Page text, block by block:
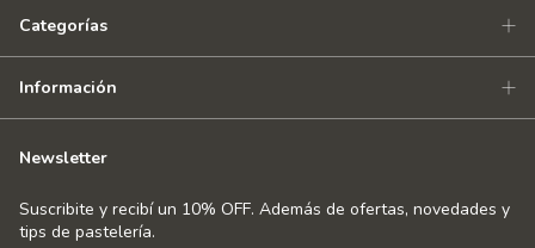
Categorías
Información
Newsletter
Suscribite y recibí un 10% OFF. Además de ofertas, novedades y
tips de pastelería.